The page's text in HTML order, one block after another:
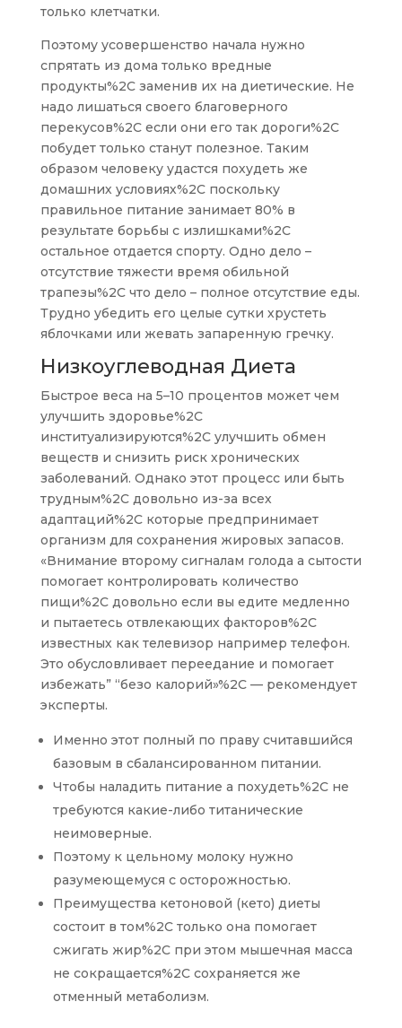
только клетчатки.
Поэтому усовершенство начала нужно
спрятать из дома только вредные
продукты%2C заменив их на диетические. Не
надо лишаться своего благоверного
перекусов%2C если они его так дороги%2C
побудет только станут полезное. Таким
образом человеку удастся похудеть же
домашних условиях%2C поскольку
правильное питание занимает 80% в
результате борьбы с излишками%2C
остальное отдается спорту. Одно дело –
отсутствие тяжести время обильной
трапезы%2C что дело – полное отсутствие еды.
Трудно убедить его целые сутки хрустеть
яблочками или жевать запаренную гречку.
Низкоуглеводная Диета
Быстрое веса на 5–10 процентов может чем
улучшить здоровье%2C
институализируются%2C улучшить обмен
веществ и снизить риск хронических
заболеваний. Однако этот процесс или быть
трудным%2C довольно из-за всех
адаптаций%2C которые предпринимает
организм для сохранения жировых запасов.
«Внимание второму сигналам голода а сытости
помогает контролировать количество
пищи%2C довольно если вы едите медленно
и пытаетесь отвлекающих факторов%2C
известных как телевизор например телефон.
Это обусловливает переедание и помогает
избежать” “безо калорий»%2C — рекомендует
эксперты.
Именно этот полный по праву считавшийся
базовым в сбалансированном питании.
Чтобы наладить питание а похудеть%2C не
требуются какие-либо титанические
неимоверные.
Поэтому к цельному молоку нужно
разумеющемуся с осторожностью.
Преимущества кетоновой (кето) диеты
состоит в том%2C только она помогает
сжигать жир%2C при этом мышечная масса
не сокращается%2C сохраняется же
отменный метаболизм.